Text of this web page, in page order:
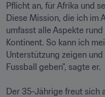
Pflicht an, für Afrika und
Diese Mission, die ich im
umfasst alle Aspekte
Kontinent. So kann ich
Unterstützung zeigen
Fussball geben", sagte er.
Der 35-Jährige freut sich